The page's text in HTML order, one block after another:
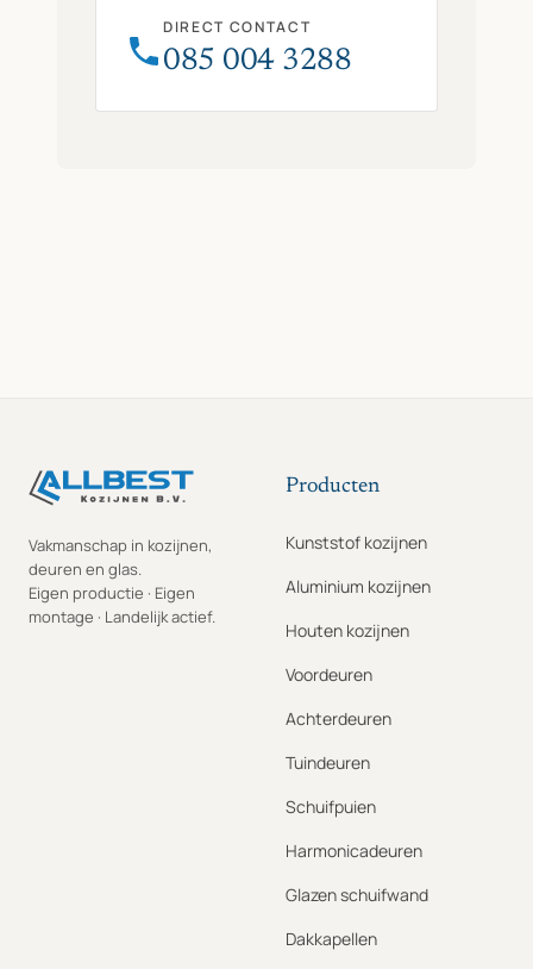
DIRECT CONTACT
085 004 3288
Vakmanschap in kozijnen,
deuren en glas.
Eigen productie · Eigen
montage · Landelijk actief.
Producten
Kunststof kozijnen
Aluminium kozijnen
Houten kozijnen
Voordeuren
Achterdeuren
Tuindeuren
Schuifpuien
Harmonicadeuren
Glazen schuifwand
Dakkapellen